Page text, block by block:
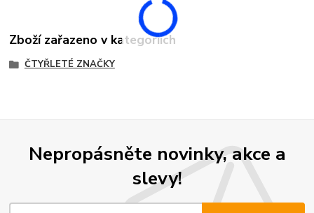
Zboží zařazeno v kategoriích
ČTYŘLETÉ ZNAČKY
Nepropásněte novinky, akce a
slevy!